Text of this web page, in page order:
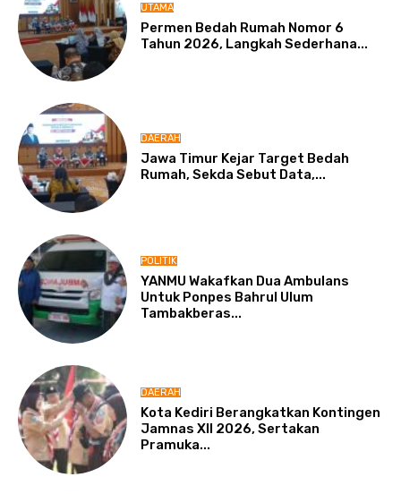
UTAMA
Permen Bedah Rumah Nomor 6
Tahun 2026, Langkah Sederhana...
DAERAH
Jawa Timur Kejar Target Bedah
Rumah, Sekda Sebut Data,...
POLITIK
YANMU Wakafkan Dua Ambulans
Untuk Ponpes Bahrul Ulum
Tambakberas...
DAERAH
Kota Kediri Berangkatkan Kontingen
Jamnas XII 2026, Sertakan
Pramuka...